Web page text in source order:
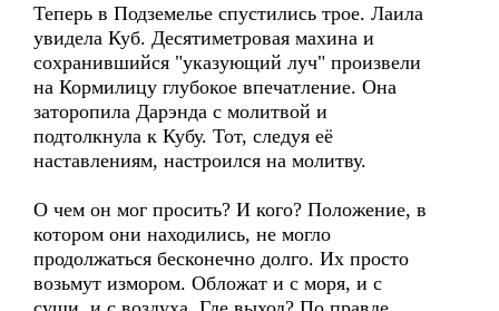
Теперь в Подземелье спустились трое. Лаила
увидела Куб. Десятиметровая махина и
сохранившийся "указующий луч" произвели
на Кормилицу глубокое впечатление. Она
заторопила Дарэнда с молитвой и
подтолкнула к Кубу. Тот, следуя её
наставлениям, настроился на молитву.
О чем он мог просить? И кого? Положение, в
котором они находились, не могло
продолжаться бесконечно долго. Их просто
возьмут измором. Обложат и с моря, и с